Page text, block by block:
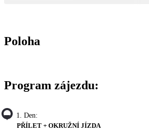
Poloha
Program zájezdu:
1. Den:
PŘÍLET + OKRUŽNÍ JÍZDA